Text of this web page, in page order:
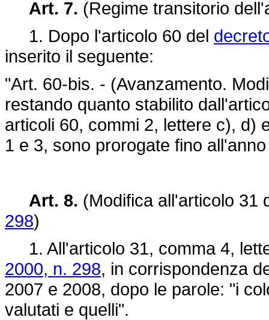
Art. 7. (Regime transitorio
1. Dopo l'articolo 60 del
inserito il seguente:
"Art. 60-bis. - (Avanzamento.
restando quanto stabilito
articoli 60, commi 2, lettere c), d)
1 e 3, sono prorogate fino
Art. 8. (Modifica all'articolo 31
298)
1. All'articolo 31, comma 4,
2000, n. 298, in corrispondenza
2007 e 2008, dopo le parole: "i
valutati e quelli".